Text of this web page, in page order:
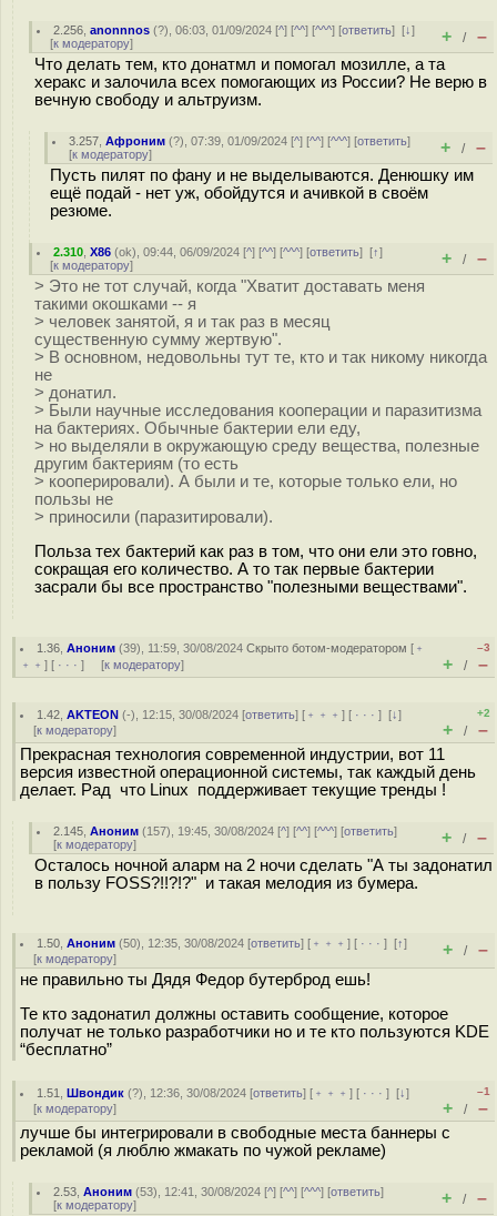
2.256 ,anonnnos (?), 06:03, 01/09/2024 [^] [^^] [^^^] [ответить][↓]
[к модератору] + / –
Что делать тем, кто донатмл и помогал мозилле, а та
херакс и залочила всех помогающих из России? Не верю в
вечную свободу и альтруизм.
3.257 ,Афроним (?), 07:39, 01/09/2024 [^] [^^] [^^^] [ответить]
[к модератору] + / –
Пусть пилят по фану и не выделываются. Денюшку им
ещё подай - нет уж, обойдутся и ачивкой в своём
резюме.
2.310 ,X86 (ok), 09:44, 06/09/2024 [^] [^^] [^^^] [ответить][↑]
[к модератору] + / –
> Это не тот случай, когда "Хватит доставать меня
такими окошками -- я
> человек занятой, я и так раз в месяц
существенную сумму жертвую".
> В основном, недовольны тут те, кто и так никому никогда
не
> донатил.
> Были научные исследования кооперации и паразитизма
на бактериях. Обычные бактерии ели еду,
> но выделяли в окружающую среду вещества, полезные
другим бактериям (то есть
> кооперировали). А были и те, которые только ели, но
пользы не
> приносили (паразитировали).
Польза тех бактерий как раз в том, что они ели это гoвно,
сокращая его количество. А то так первые бактерии
зaсрали бы все пространство "полезными веществами".
1.36 ,Аноним (39), 11:59, 30/08/2024Скрыто ботом-модератором [ ﹢
﹢﹢ ] [ · · · ] [к модератору]
–3
+ / –
1.42 ,AKTEON (-), 12:15, 30/08/2024 [ответить] [ ﹢﹢﹢] [ · · ·][↓]
[к модератору]
+2
+ / –
Прекрасная технология современной индустрии, вот 11
версия известной операционной системы, так каждый день
делает. Рад что Linux поддерживает текущие тренды !
2.145 ,Аноним (157), 19:45, 30/08/2024 [^] [^^] [^^^] [ответить]
[к модератору] + / –
Осталось ночной аларм на 2 ночи сделать "А ты задонатил
в пользу FOSS?!!?!?" и такая мелодия из бумера.
1.50 ,Аноним (50), 12:35, 30/08/2024 [ответить] [ ﹢﹢﹢] [ · · ·][↑]
[к модератору] + / –
не правильно ты Дядя Федор бутерброд ешь!
Те кто задонатил должны оставить сообщение, которое
получат не только разработчики но и те кто пользуются KDE
“бесплатно”
1.51 ,Швондик (?), 12:36, 30/08/2024 [ответить] [ ﹢﹢﹢] [ · · ·][↓]
[к модератору]
–1
+ / –
лучше бы интегрировали в свободные места баннеры с
рекламой (я люблю жмакать по чужой рекламе)
2.53 ,Аноним (53), 12:41, 30/08/2024 [^] [^^] [^^^] [ответить]
[к модератору] + / –